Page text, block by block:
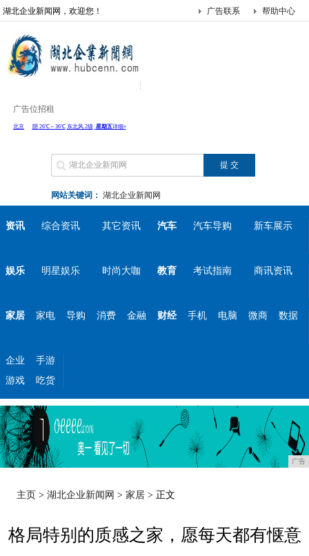
湖北企业新闻网，欢迎您！ 帮助中心
广告联系
广告位招租
网站关键词： 湖北企业新闻网
资讯 综合资讯 其它资讯 汽车 汽车导购 新车展示
娱乐 明星娱乐 时尚大咖 教育 考试指南 商讯资讯
家居 家电 导购 消费 金融 财经 手机 电脑 微商 数据
企业
手游
游戏
吃货
广告
主页 >湖北企业新闻网 >家居 > 正文
格局特别的质感之家，愿每天都有惬意